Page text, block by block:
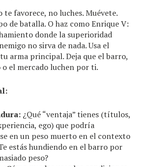
te favorece, no luches. Muévete.
de batalla. O haz como Enrique V:
donde la superioridad
no sirva de nada. Usa el
arma principal. Deja que el barro,
el mercado luchen por ti.
¿Qué “ventaja” tienes (títulos,
ego) que podría
en un peso muerto en el contexto
estás hundiendo en el barro por
peso?